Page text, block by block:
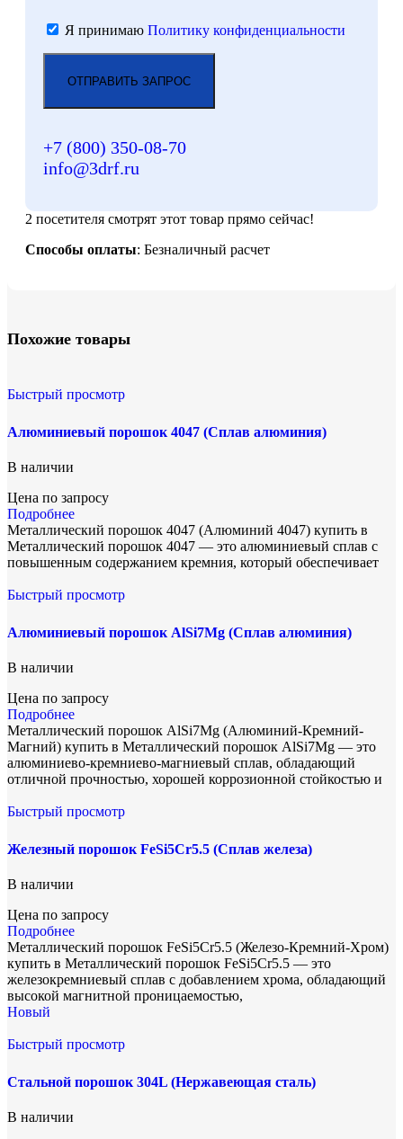
Я принимаю Политику конфиденциальности
+7 (800) 350-08-70
info@3drf.ru
2 посетителя смотрят этот товар прямо сейчас!
Способы оплаты: Безналичный расчет
Похожие товары
Быстрый просмотр
Алюминиевый порошок 4047 (Сплав алюминия)
В наличии
Цена по запросу
Подробнее
Металлический порошок 4047 (Алюминий 4047) купить в
Металлический порошок 4047 — это алюминиевый сплав с
повышенным содержанием кремния, который обеспечивает
Быстрый просмотр
Алюминиевый порошок AlSi7Mg (Сплав алюминия)
В наличии
Цена по запросу
Подробнее
Металлический порошок AlSi7Mg (Алюминий-Кремний-
Магний) купить в Металлический порошок AlSi7Mg — это
алюминиево-кремниево-магниевый сплав, обладающий
отличной прочностью, хорошей коррозионной стойкостью и
Быстрый просмотр
Железный порошок FeSi5Cr5.5 (Сплав железа)
В наличии
Цена по запросу
Подробнее
Металлический порошок FeSi5Cr5.5 (Железо-Кремний-Хром)
купить в Металлический порошок FeSi5Cr5.5 — это
железокремниевый сплав с добавлением хрома, обладающий
высокой магнитной проницаемостью,
Новый
Быстрый просмотр
Стальной порошок 304L (Нержавеющая сталь)
В наличии